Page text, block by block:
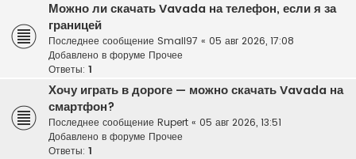
Можно ли скачать Vavada на телефон, если я за
границей
Последнее сообщение Small97 « 05 авг 2026, 17:08
Добавлено в форуме Прочее
Ответы: 1
Хочу играть в дороге — можно скачать Vavada на
смартфон?
Последнее сообщение Rupert « 05 авг 2026, 13:51
Добавлено в форуме Прочее
Ответы: 1